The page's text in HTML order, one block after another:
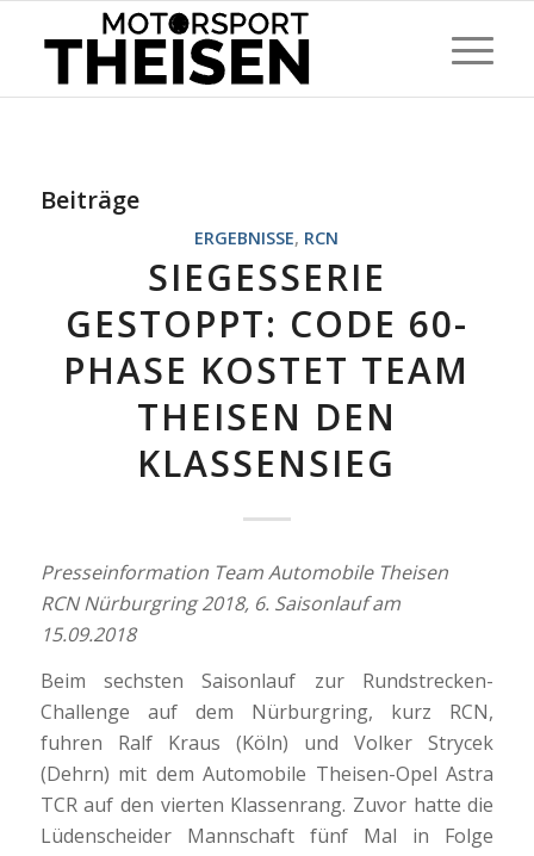
Beiträge
ERGEBNISSE, RCN
SIEGESSERIE
GESTOPPT: CODE 60-
PHASE KOSTET TEAM
THEISEN DEN
KLASSENSIEG
Presseinformation Team Automobile Theisen
RCN Nürburgring 2018, 6. Saisonlauf am
15.09.2018
Beim sechsten Saisonlauf zur Rundstrecken-
Challenge auf dem Nürburgring, kurz RCN,
fuhren Ralf Kraus (Köln) und Volker Strycek
(Dehrn) mit dem Automobile Theisen-Opel Astra
TCR auf den vierten Klassenrang. Zuvor hatte die
Lüdenscheider Mannschaft fünf Mal in Folge